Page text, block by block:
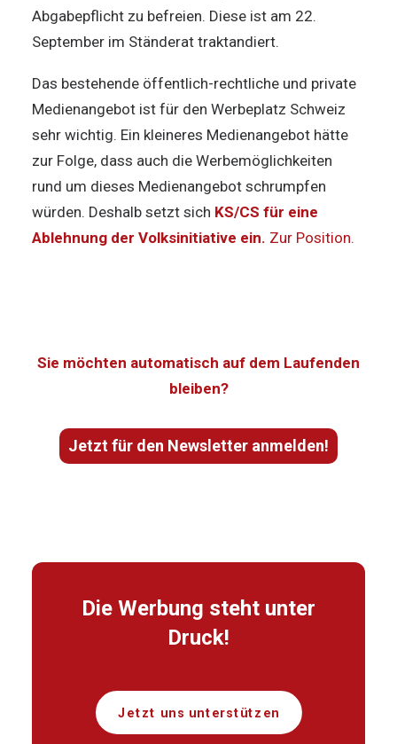
Abgabepflicht zu befreien. Diese ist am 22.
September im Ständerat traktandiert.
Das bestehende öffentlich-rechtliche und private
Medienangebot ist für den Werbeplatz Schweiz
sehr wichtig. Ein kleineres Medienangebot hätte
zur Folge, dass auch die Werbemöglichkeiten
rund um dieses Medienangebot schrumpfen
würden. Deshalb setzt sich KS/CS für eine
Ablehnung der Volksinitiative ein. Zur Position.
Sie möchten automatisch auf dem Laufenden
bleiben?
Jetzt für den Newsletter anmelden!
Die Werbung steht unter
Druck!
Jetzt uns unterstützen